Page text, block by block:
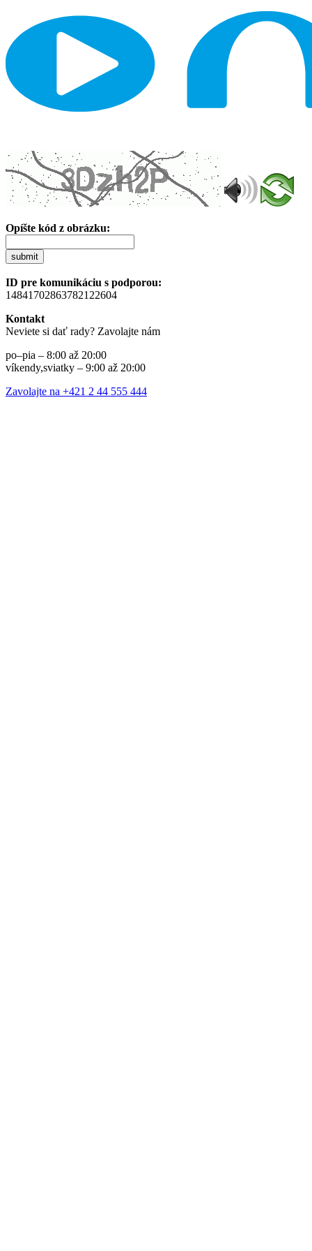
Opíšte kód z obrázku:
submit
ID pre komunikáciu s podporou:
14841702863782122604
Kontakt
Neviete si dať rady? Zavolajte nám
po–pia – 8:00 až 20:00
víkendy,sviatky – 9:00 až 20:00
Zavolajte na +421 2 44 555 444